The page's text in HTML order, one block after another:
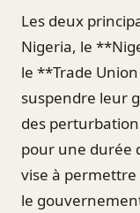
Les deux
Nigeria, le
le **Trade
suspendre leur
des
pour une durée
vise à permettre
le